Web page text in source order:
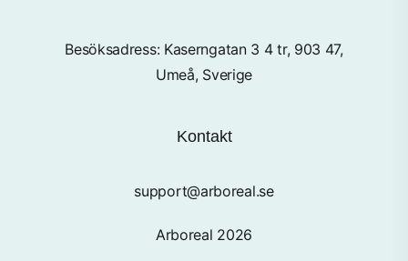
Besöksadress: Kaserngatan 3 4 tr, 903 47,
Umeå, Sverige
Kontakt
support@arboreal.se
Arboreal 2026